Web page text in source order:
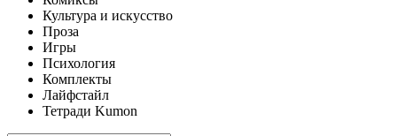
Культура и искусство
Проза
Игры
Психология
Комплекты
Лайфстайл
Тетради Kumon